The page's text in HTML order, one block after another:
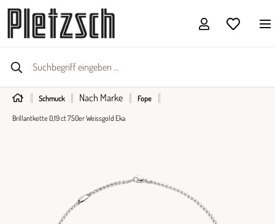
Schmuck Nach Marke Fope
Brillantkette 0,19 ct 750er Weissgold Eka